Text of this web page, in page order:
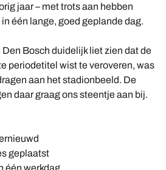
jaar – met trots aan hebben
één lange, goed geplande dag.
Bosch duidelijk liet zien dat de
periodetitel wist te veroveren, was
aan het stadionbeeld. De
daar graag ons steentje aan bij.
geplaatst
één werkdag